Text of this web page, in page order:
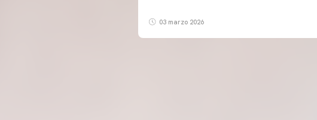
03 marzo 2026